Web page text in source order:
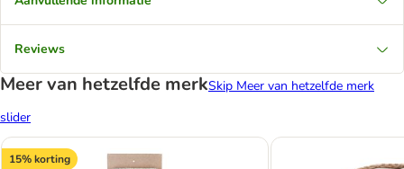
Reviews
Meer van hetzelfde merkSkip Meer van hetzelfde merk
slider
15% korting